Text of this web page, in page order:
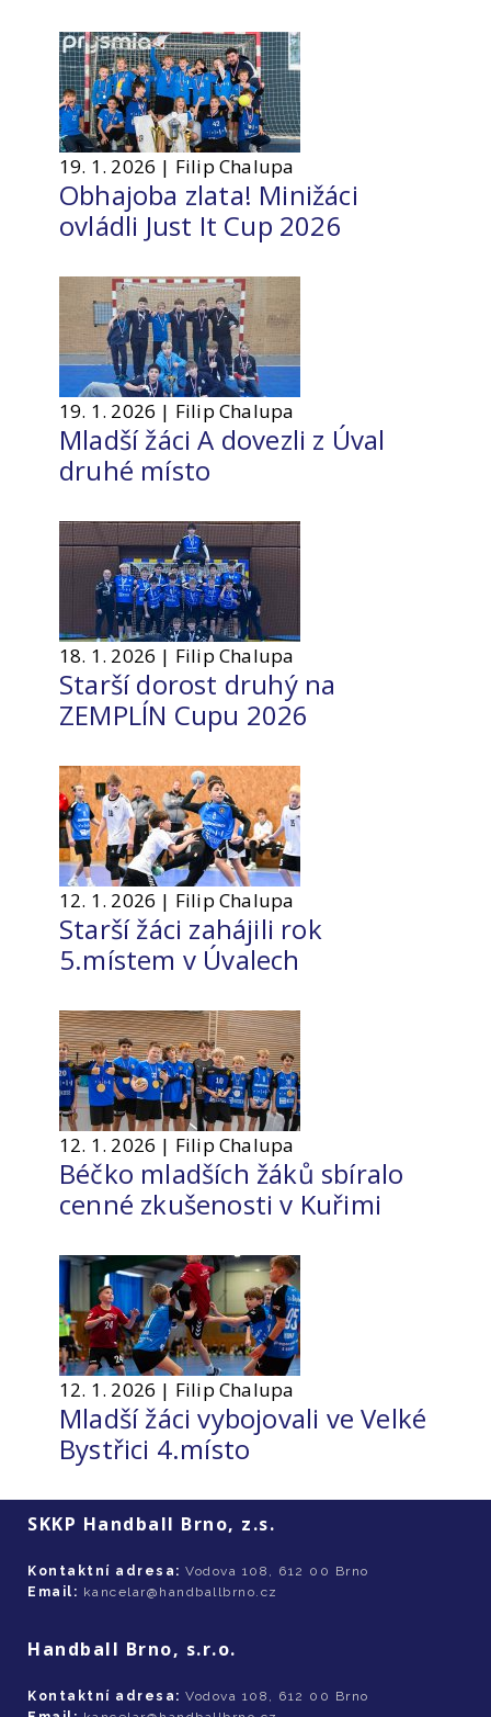
19. 1. 2026 | Filip Chalupa
Obhajoba zlata! Minižáci
ovládli Just It Cup 2026
19. 1. 2026 | Filip Chalupa
Mladší žáci A dovezli z Úval
druhé místo
18. 1. 2026 | Filip Chalupa
Starší dorost druhý na
ZEMPLÍN Cupu 2026
12. 1. 2026 | Filip Chalupa
Starší žáci zahájili rok
5.místem v Úvalech
12. 1. 2026 | Filip Chalupa
Béčko mladších žáků sbíralo
cenné zkušenosti v Kuřimi
12. 1. 2026 | Filip Chalupa
Mladší žáci vybojovali ve Velké
Bystřici 4.místo
SKKP Handball Brno, z.s.
Kontaktní adresa: Vodova 108, 612 00 Brno
Email: kancelar@handballbrno.cz
Handball Brno, s.r.o.
Kontaktní adresa: Vodova 108, 612 00 Brno